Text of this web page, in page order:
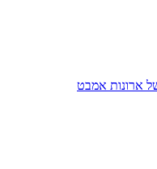
ארונות אמבט